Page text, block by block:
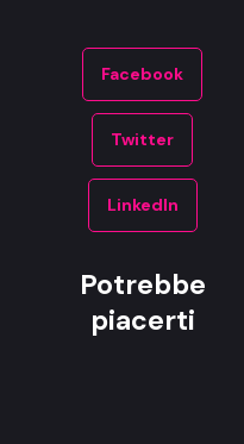
Facebook
Twitter
LinkedIn
Potrebbe
piacerti